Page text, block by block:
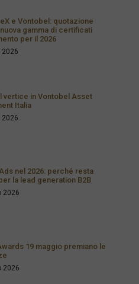
e Vontobel: quotazione
gamma di certificati
per il 2026
2026
vertice in Vontobel Asset
Italia
2026
nel 2026: perché resta
la lead generation B2B
2026
19 maggio premiano le
2026